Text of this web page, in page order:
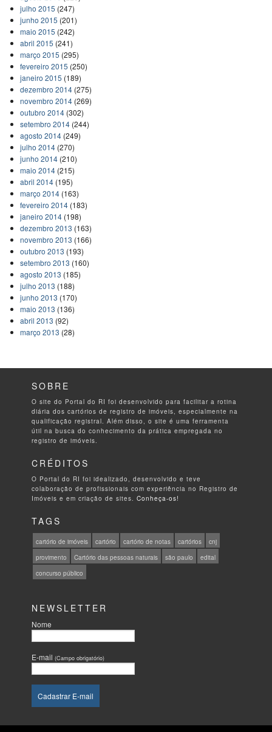
julho 2015 (247)
junho 2015 (201)
maio 2015 (242)
abril 2015 (241)
março 2015 (295)
fevereiro 2015 (250)
janeiro 2015 (189)
dezembro 2014(275)
novembro 2014(269)
outubro 2014(302)
setembro 2014(244)
agosto 2014(249)
julho 2014(270)
junho 2014(210)
maio 2014(215)
abril 2014(195)
março 2014(163)
fevereiro 2014(183)
janeiro 2014(198)
dezembro 2013 (163)
novembro 2013 (166)
outubro 2013 (193)
setembro 2013 (160)
agosto 2013 (185)
julho 2013 (188)
junho 2013 (170)
maio 2013 (136)
abril 2013 (92)
março 2013 (28)
SOBRE
O site do Portal do RI foi desenvolvido para facilitar a rotina
diária dos cartórios de registro de imóveis, especialmente na
qualificação registral. Além disso, o site é uma ferramenta
útil na busca do conhecimento da prática empregada no
registro de imóveis.
CRÉDITOS
O Portal do RI foi idealizado, desenvolvido e teve
colaboração de profissionais com experiência no Registro de
Imóveis e em criação de sites.Conheça-os!
TAGS
cartório de imóveis cartório cartório de notas cartórios
cnj
provimento
Cartório das pessoas naturais são paulo
edital
concurso público
NEWSLETTER
Nome
E-mail(Campo obrigatório)